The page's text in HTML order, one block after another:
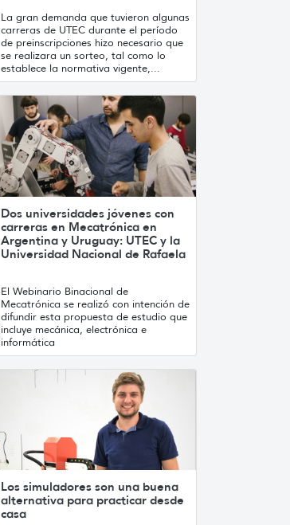
La gran demanda que tuvieron algunas
carreras de UTEC durante el período
de preinscripciones hizo necesario que
se realizara un sorteo, tal como lo
establece la normativa vigente,...
Dos universidades jóvenes con
carreras en Mecatrónica en
Argentina y Uruguay: UTEC y la
Universidad Nacional de Rafaela
El Webinario Binacional de
Mecatrónica se realizó con intención de
difundir esta propuesta de estudio que
incluye mecánica, electrónica e
informática
Los simuladores son una buena
alternativa para practicar desde
casa